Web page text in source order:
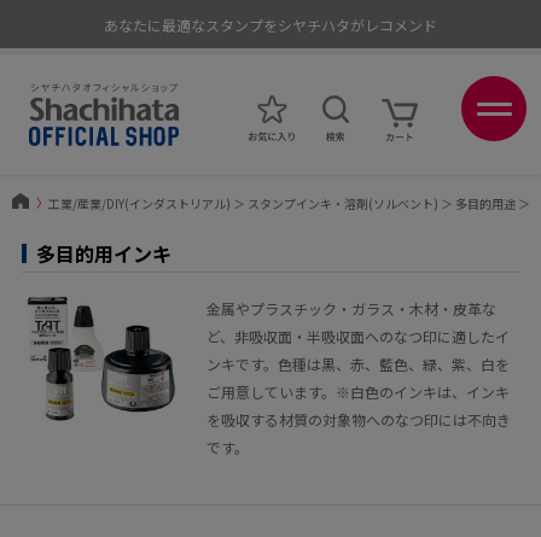
あなたに最適なスタンプをシヤチハタがレコメンド
〉 工業/産業/DIY(インダストリアル) ＞ スタンプインキ・溶剤(ソルベント) ＞ 多目的用途＞
多目的用インキ
金属やプラスチック・ガラス・木材・皮革な
ど、非吸収面・半吸収面へのなつ印に適したイ
ンキです。色種は黒、赤、藍色、緑、紫、白を
ご用意しています。※白色のインキは、インキ
を吸収する材質の対象物へのなつ印には不向き
です。